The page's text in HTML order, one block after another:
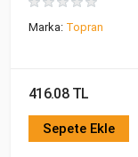
Marka: Topran
416.08 TL
Sepete Ekle